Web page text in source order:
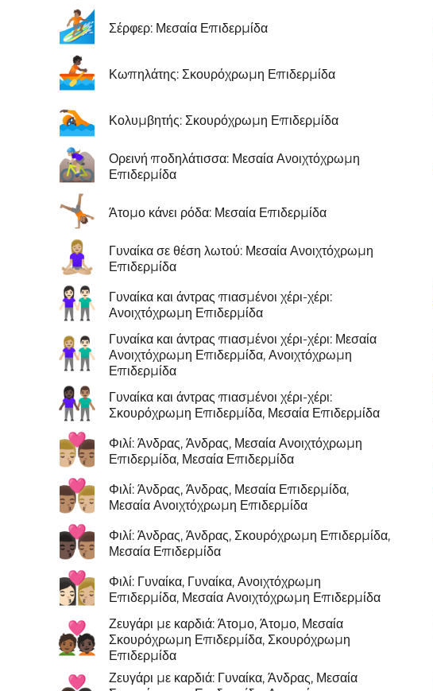
🏄🏽 Σέρφερ: Μεσαία Επιδερμίδα
🚣🏿 Κωπηλάτης: Σκουρόχρωμη Επιδερμίδα
🏊🏿 Κολυμβητής: Σκουρόχρωμη Επιδερμίδα
🚵🏼‍♀️
Ορεινή ποδηλάτισσα: Μεσαία Ανοιχτόχρωμη
Επιδερμίδα
🤸🏽 Άτομο κάνει ρόδα: Μεσαία Επιδερμίδα
🧘🏼‍♀️
Γυναίκα σε θέση λωτού: Μεσαία Ανοιχτόχρωμη
Επιδερμίδα
👫🏻
Γυναίκα και άντρας πιασμένοι χέρι-χέρι:
Ανοιχτόχρωμη Επιδερμίδα
👩🏼‍🤝‍👨🏻
Γυναίκα και άντρας πιασμένοι χέρι-χέρι: Μεσαία
Ανοιχτόχρωμη Επιδερμίδα, Ανοιχτόχρωμη
Επιδερμίδα
👩🏿‍🤝‍👨🏽
Γυναίκα και άντρας πιασμένοι χέρι-χέρι:
Σκουρόχρωμη Επιδερμίδα, Μεσαία Επιδερμίδα
👨🏼‍❤️‍💋‍👨🏽
Φιλί: Άνδρας, Άνδρας, Μεσαία Ανοιχτόχρωμη
Επιδερμίδα, Μεσαία Επιδερμίδα
👨🏽‍❤️‍💋‍👨🏼
Φιλί: Άνδρας, Άνδρας, Μεσαία Επιδερμίδα,
Μεσαία Ανοιχτόχρωμη Επιδερμίδα
👨🏿‍❤️‍💋‍👨🏽
Φιλί: Άνδρας, Άνδρας, Σκουρόχρωμη Επιδερμίδα,
Μεσαία Επιδερμίδα
👩🏻‍❤️‍💋‍👩🏼
Φιλί: Γυναίκα, Γυναίκα, Ανοιχτόχρωμη
Επιδερμίδα, Μεσαία Ανοιχτόχρωμη Επιδερμίδα
🧑🏾‍❤️‍🧑🏿
Ζευγάρι με καρδιά: Άτομο, Άτομο, Μεσαία
Σκουρόχρωμη Επιδερμίδα, Σκουρόχρωμη
Επιδερμίδα
Ζευγάρι με καρδιά: Γυναίκα, Άνδρας, Μεσαία